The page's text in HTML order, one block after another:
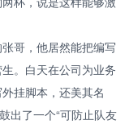
哥，他居然能把编写
。白天在公司为业务
挂脚本，还美其名
出了一个“可防止队友